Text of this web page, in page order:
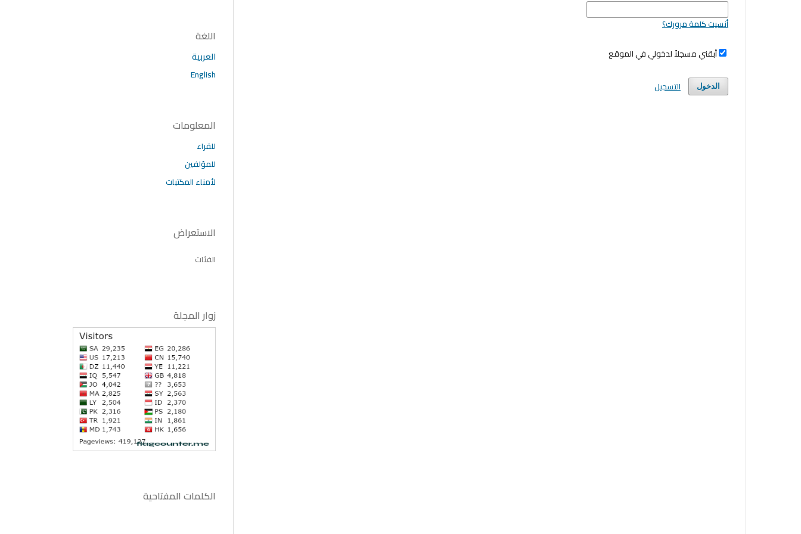
أنسيت كلمة مرورك؟
أبقني مسجلاً لدخولي في الموقع
الدخول التسجيل
اللغة
العربية
English
المعلومات
للقراء
للمؤلفين
لأمناء المكتبات
الاستعراض
الفئات
زوار المجلة
الكلمات المفتاحية